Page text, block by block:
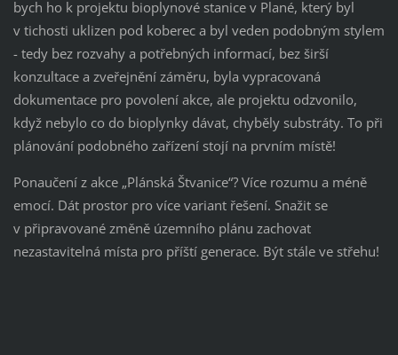
bych ho k projektu bioplynové stanice v Plané, který byl
v tichosti uklizen pod koberec a byl veden podobným stylem
- tedy bez rozvahy a potřebných informací, bez širší
konzultace a zveřejnění záměru, byla vypracovaná
dokumentace pro povolení akce, ale projektu odzvonilo,
když nebylo co do bioplynky dávat, chyběly substráty. To při
plánování podobného zařízení stojí na prvním místě!
Ponaučení z akce „Plánská Štvanice“? Více rozumu a méně
emocí. Dát prostor pro více variant řešení. Snažit se
v připravované změně územního plánu zachovat
nezastavitelná místa pro příští generace. Být stále ve střehu!